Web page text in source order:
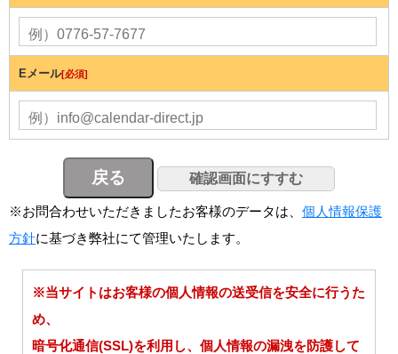
Eメール[必須]
※お問合わせいただきましたお客様のデータは、 個人情報保護
方針に基づき弊社にて管理いたします。
※当サイトはお客様の個人情報の送受信を安全に行うた
め、
暗号化通信(SSL)を利用し、個人情報の漏洩を防護して